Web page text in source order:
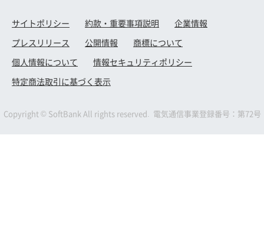
サイトポリシー 約款・重要事項説明
企業情報
プレスリリース
公開情報
商標について
個人情報について
情報セキュリティポリシー
特定商法取引に基づく表示
Copyright © SoftBank All rights reserved. 電気通信事業登録番号：第72号